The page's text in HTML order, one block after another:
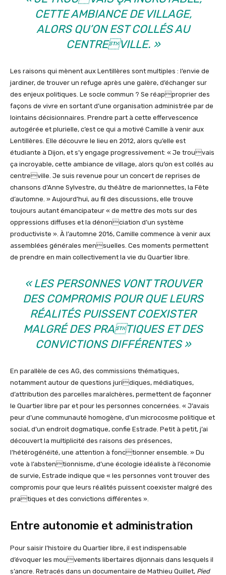
CETTE AMBIANCE DE VILLAGE,
ALORS QU’ON EST COLLÉS AU
CENTREVILLE. »
Les raisons qui mènent aux Lentillères sont multiples : l’envie de
jardiner, de trouver un refuge après une galère, d’échanger sur
des enjeux politiques. Le socle commun ? Se réapproprier des
façons de vivre en sortant d’une organisation administrée par de
lointains décisionnaires. Prendre part à cette effervescence
autogérée et plurielle, c’est ce qui a motivé Camille à venir aux
Lentillères. Elle découvre le lieu en 2012, alors qu’elle est
étudiante à Dijon, et s’y engage progressivement: « Je trouvais
ça incroyable, cette ambiance de village, alors qu’on est collés au
centreville. Je suis revenue pour un concert de reprises de
chansons d’Anne Sylvestre, du théâtre de marionnettes, la Fête
d’automne. » Aujourd’hui, au fil des discussions, elle trouve
toujours autant émancipateur « de mettre des mots sur des
oppressions diffuses et la dénonciation d’un système
productiviste ». À l’automne 2016, Camille commence à venir aux
assemblées générales mensuelles. Ces moments permettent
de prendre en main collectivement la vie du Quartier libre.
«LES PERSONNES VONT TROUVER
DES COMPROMIS POUR QUE LEURS
RÉALITÉS PUISSENT COEXISTER
MALGRÉ DES PRATIQUES ET DES
CONVICTIONS DIFFÉRENTES»
En parallèle de ces AG, des commissions thématiques,
notamment autour de questions juridiques, médiatiques,
d’attribution des parcelles maraîchères, permettent de façonner
le Quartier libre par et pour les personnes concernées. « J’avais
peur d’une communauté homogène, d’un microcosme politique et
social, d’un endroit dogmatique, confie Estrade. Petit à petit, j’ai
découvert la multiplicité des raisons des présences,
l’hétérogénéité, une attention à fonctionner ensemble. » Du
vote à l’abstentionnisme, d’une écologie idéaliste à l’économie
de survie, Estrade indique que « les personnes vont trouver des
compromis pour que leurs réalités puissent coexister malgré des
pratiques et des convictions différentes ».
Entre autonomie et administration
Pour saisir l’histoire du Quartier libre, il est indispensable
d’évoquer les mouvements libertaires dijonnais dans lesquels il
s’ancre. Retracés dans un documentaire de Mathieu Quillet, Pied